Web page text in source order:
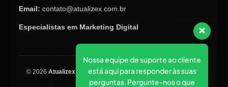
Email: contato@atualizex.com.br
Especialistas em Marketing Digital
© 2026 Atualizex Marketing & Performance. Todos os direitos
reservados.
Nossa equipe de suporte ao cliente
está aqui para responder às suas
perguntas. Pergunte-nos o que